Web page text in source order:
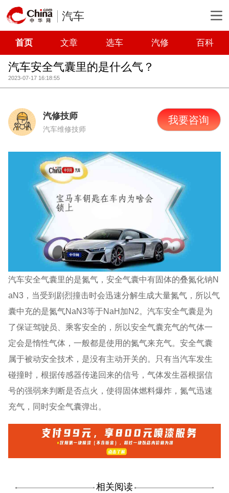
汽车
首页 文章 选车 汽修 百科
汽车安全气囊里的是什么气？
2023-07-17 16:18:55
汽修技师
汽车维修技师
我要咨询
汽车安全气囊里的是氮气，安全气囊中有固体的叠氮化钠N
aN3，当受到剧烈撞击时会迅速分解生成大量氮气，所以气
囊中充的是氮气NaN3等于NaH加N2。汽车安全气囊是为
了保证驾驶员、乘客安全的，所以安全气囊充气的气体一
定会是惰性气体，一般都是使用的氮气来充气。安全气囊
属于被动安全技术，是没有主动开关的。只有当汽车发生
碰撞时，根据传感器传递回来的信号，气体发生器根据信
号的强弱来判断是否点火，使得固体燃料爆炸，氮气迅速
充气，同时安全气囊弹出。
相关阅读